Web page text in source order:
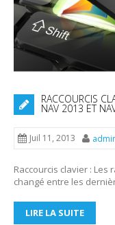
RACCOURCIS
NAV 2013 ET
Juil 11, 2013
Raccourcis clavier :
changé entre les
LIRE LA SUITE